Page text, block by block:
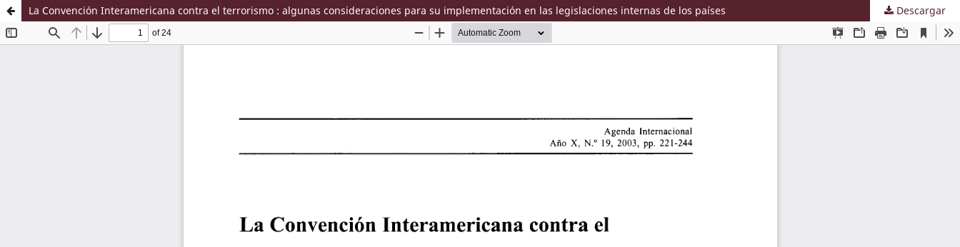
La Convención Interamericana contra el terrorismo : algunas consideraciones para su implementación en las legislaciones internas de los países Descargar